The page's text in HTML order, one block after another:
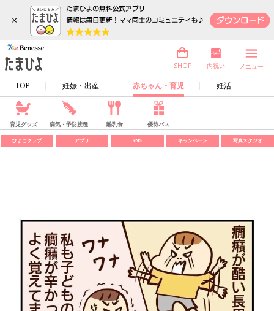
×
TOP 妊娠・出産 赤ちゃん・育児 妊活
SHOP 内祝い メニュー
育児グッズ 病気・予防接種 離乳食 優待パス
ひよこクラブ アプリ SNS キャンペーン 写真スタジオ